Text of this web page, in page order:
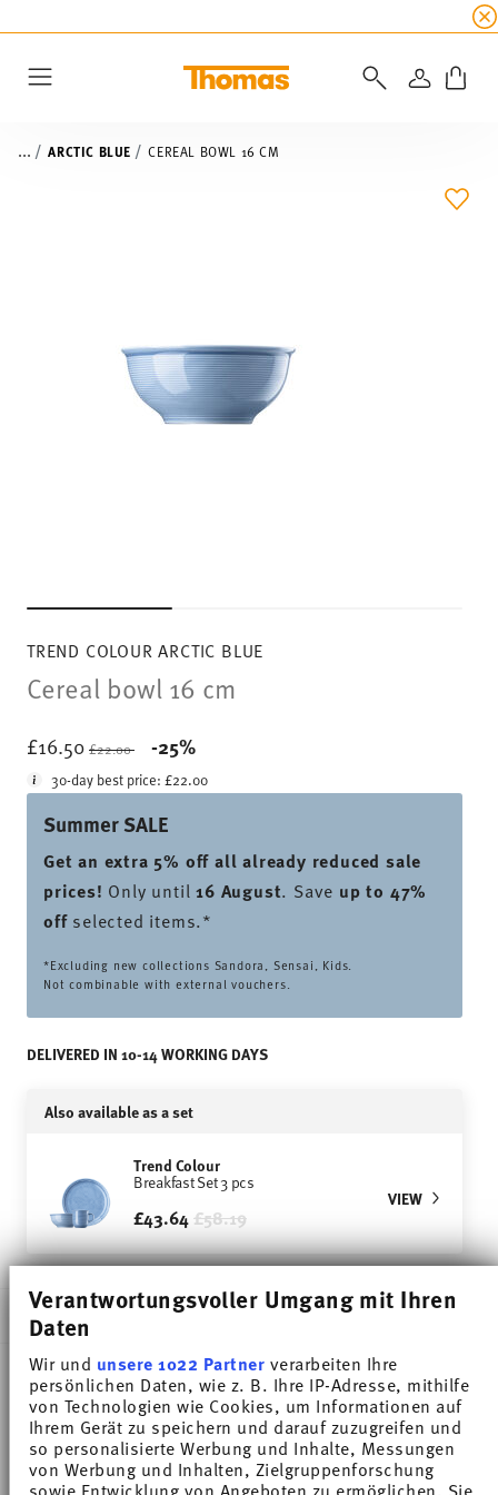
Verantwortungsvoller Umgang mit Ihren
Daten
Wir und unsere 1022 Partnerverarbeiten Ihre
persönlichen Daten, wie z. B. Ihre IP-Adresse, mithilfe
von Technologien wie Cookies, um Informationen auf
Ihrem Gerät zu speichern und darauf zuzugreifen und
so personalisierte Werbung und Inhalte, Messungen
von Werbung und Inhalten, Zielgruppenforschung
sowie Entwicklung von Angeboten zu ermöglichen. Sie
all
LOGIN
... ARCTIC BLUE CEREAL BOWL 16 CM
TREND COLOUR ARCTIC BLUE
Cereal bowl 16 cm
£16.50 Price reduced from
£22.00 -25%
30-day best price:£22.00
Summer SALE
Get an extra 5% off all already reduced sale
prices! Only until16 August. Save up to 47%
offselected items.*
*Excluding new collections Sandora, Sensai, Kids.
Not combinable with external vouchers.
DELIVERED IN 10-14 WORKING DAYS
Also available as a set
Trend Colour
Breakfast Set 3 pcs
£43.64Price reduced from
£58.19to
VIEW
ADD
DESCRIPTION
Thomas Trend Colour Arctic Blue Cereal bowl -
Round - Ø 15,7 cm - h 6,8 cm - 0,540 l, Porcelain